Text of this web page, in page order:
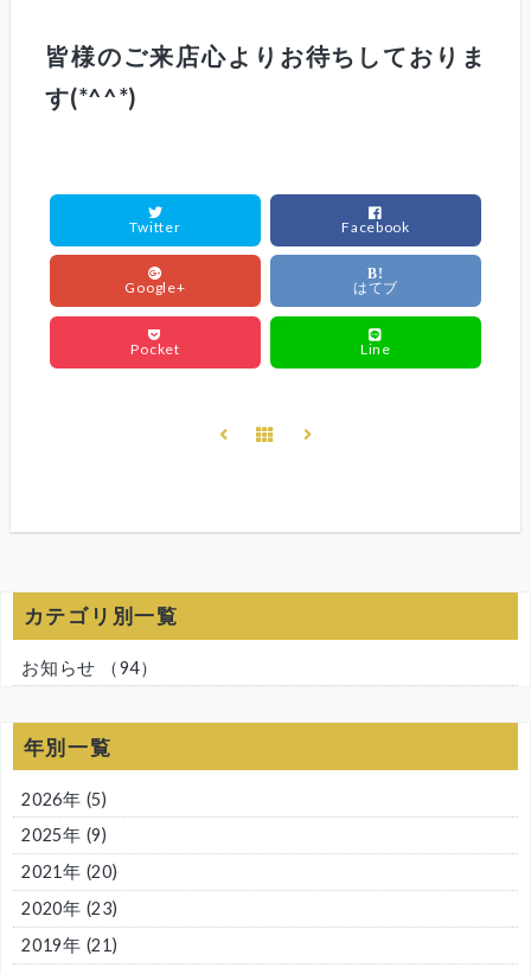
皆様のご来店心よりお待ちしておりま
す(*^^*)
Twitter Facebook
Google+
B!
はてブ
Pocket Line
カテゴリ別一覧
お知らせ （94）
年別一覧
2026年 (5)
2025年 (9)
2021年 (20)
2020年 (23)
2019年 (21)